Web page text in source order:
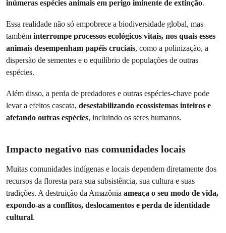
inúmeras espécies animais em perigo iminente de extinção.
Essa realidade não só empobrece a biodiversidade global, mas
também interrompe processos ecológicos vitais, nos quais esses
animais desempenham papéis cruciais, como a polinização, a
dispersão de sementes e o equilíbrio de populações de outras
espécies.
Além disso, a perda de predadores e outras espécies-chave pode
levar a efeitos cascata, desestabilizando ecossistemas inteiros e
afetando outras espécies, incluindo os seres humanos.
Impacto negativo nas comunidades locais
Muitas comunidades indígenas e locais dependem diretamente dos
recursos da floresta para sua subsistência, sua cultura e suas
tradições. A destruição da Amazônia ameaça o seu modo de vida,
expondo-as a conflitos, deslocamentos e perda de identidade
cultural.